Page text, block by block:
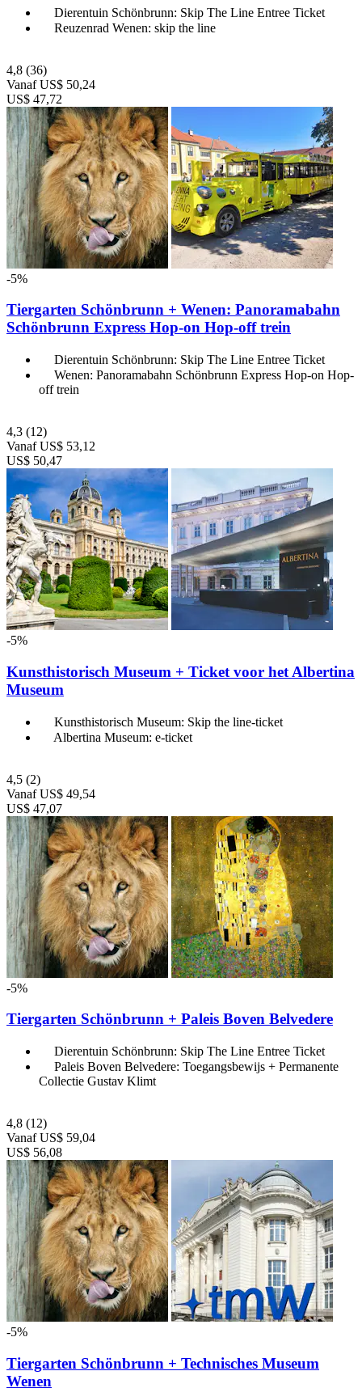
Dierentuin Schönbrunn: Skip The Line Entree Ticket
Reuzenrad Wenen: skip the line
4,8 (36)
Vanaf US$ 50,24
US$ 47,72
-5%
Tiergarten Schönbrunn + Wenen: Panoramabahn
Schönbrunn Express Hop-on Hop-off trein
Dierentuin Schönbrunn: Skip The Line Entree Ticket
Wenen: Panoramabahn Schönbrunn Express Hop-on Hop-
off trein
4,3 (12)
Vanaf US$ 53,12
US$ 50,47
-5%
Kunsthistorisch Museum + Ticket voor het Albertina
Museum
Kunsthistorisch Museum: Skip the line-ticket
Albertina Museum: e-ticket
4,5 (2)
Vanaf US$ 49,54
US$ 47,07
-5%
Tiergarten Schönbrunn + Paleis Boven Belvedere
Dierentuin Schönbrunn: Skip The Line Entree Ticket
Paleis Boven Belvedere: Toegangsbewijs + Permanente
Collectie Gustav Klimt
4,8 (12)
Vanaf US$ 59,04
US$ 56,08
-5%
Tiergarten Schönbrunn + Technisches Museum
Wenen